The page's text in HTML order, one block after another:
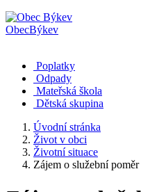
ObecBýkev
Poplatky
Odpady
Mateřská škola
Dětská skupina
Úvodní stránka
Život v obci
Životní situace
Zájem o služební